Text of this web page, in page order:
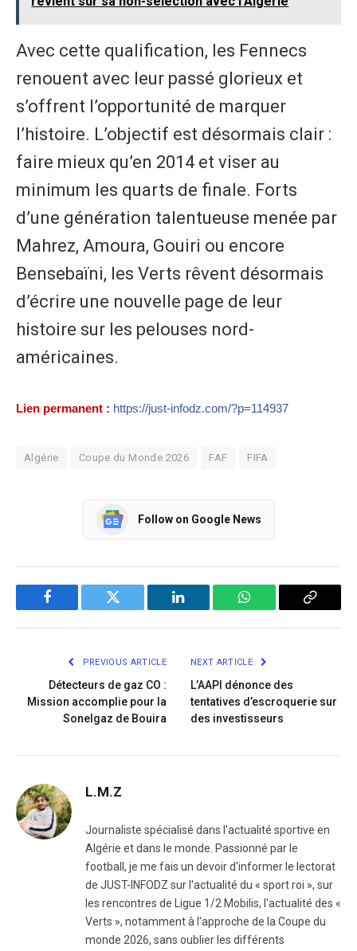
Avec cette qualification, les Fennecs
renouent avec leur passé glorieux et
s’offrent l’opportunité de marquer
l’histoire. L’objectif est désormais clair :
faire mieux qu’en 2014 et viser au
minimum les quarts de finale. Forts
d’une génération talentueuse menée par
Mahrez, Amoura, Gouiri ou encore
Bensebaïni, les Verts rêvent désormais
d’écrire une nouvelle page de leur
histoire sur les pelouses nord-
américaines.
Lien permanent : https://just-infodz.com/?p=114937
Algérie Coupe du Monde 2026 FAF FIFA
Follow on Google News
Facebook Twitter LinkedIn WhatsApp Copy
PREVIOUS ARTICLE
Détecteurs de gaz CO :
Mission accomplie pour la
Sonelgaz de Bouira
NEXT ARTICLE
L’AAPI dénonce des
tentatives d’escroquerie sur
des investisseurs
L.M.Z
Journaliste spécialisé dans l'actualité sportive en
Algérie et dans le monde. Passionné par le
football, je me fais un devoir d'informer le lectorat
de JUST-INFODZ sur l'actualité du « sport roi », sur
les rencontres de Ligue 1/2 Mobilis, l'actualité des «
Verts », notamment à l'approche de la Coupe du
monde 2026, sans oublier les différents